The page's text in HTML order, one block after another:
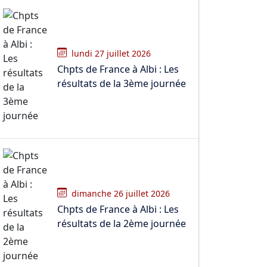
lundi 27 juillet 2026
Chpts de France à Albi : Les
résultats de la 3ème journée
dimanche 26 juillet 2026
Chpts de France à Albi : Les
résultats de la 2ème journée